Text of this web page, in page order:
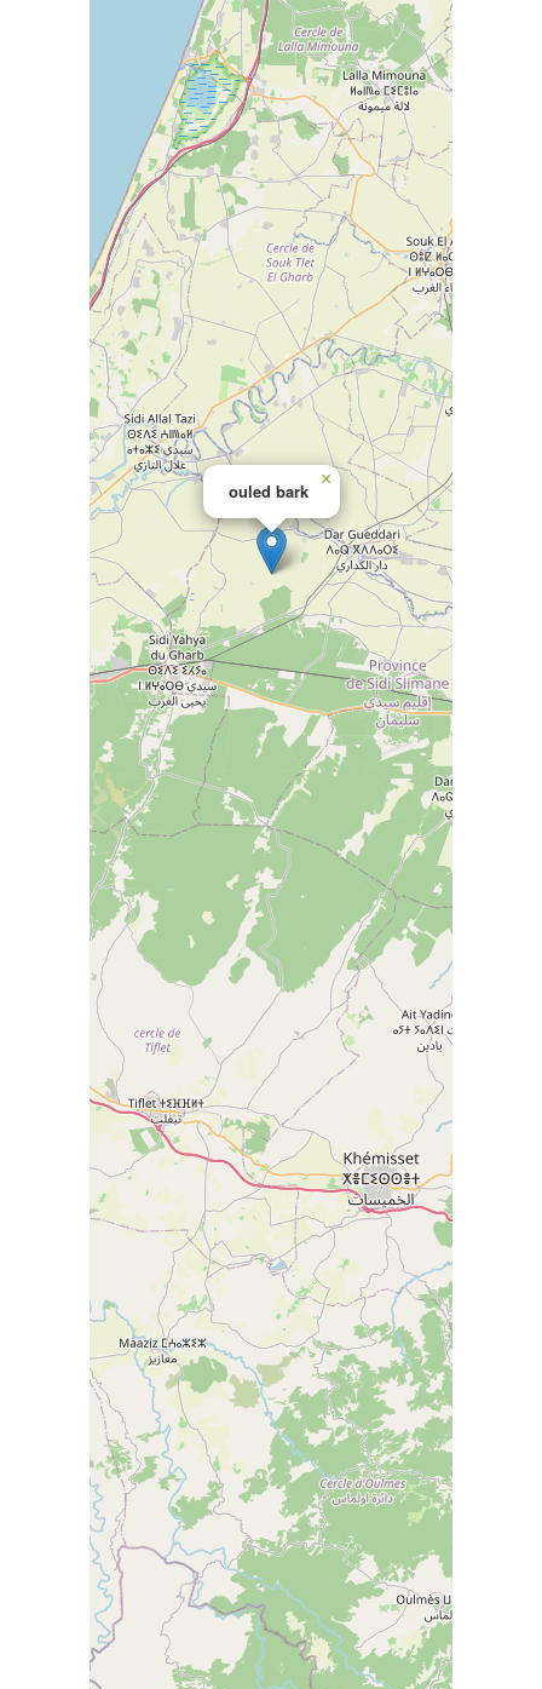
ouled bark
×